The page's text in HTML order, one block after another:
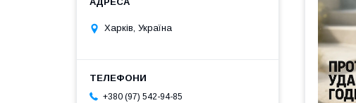
Харків, Україна
+380 (97) 542-94-85